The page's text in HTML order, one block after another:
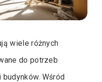
wiele różnych
do potrzeb
Wśród